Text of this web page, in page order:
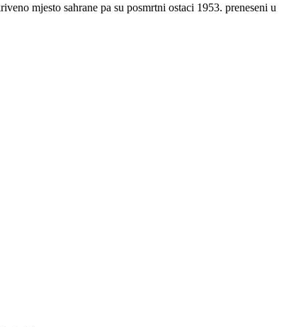
mjesto sahrane pa su posmrtni ostaci 1953. preneseni u